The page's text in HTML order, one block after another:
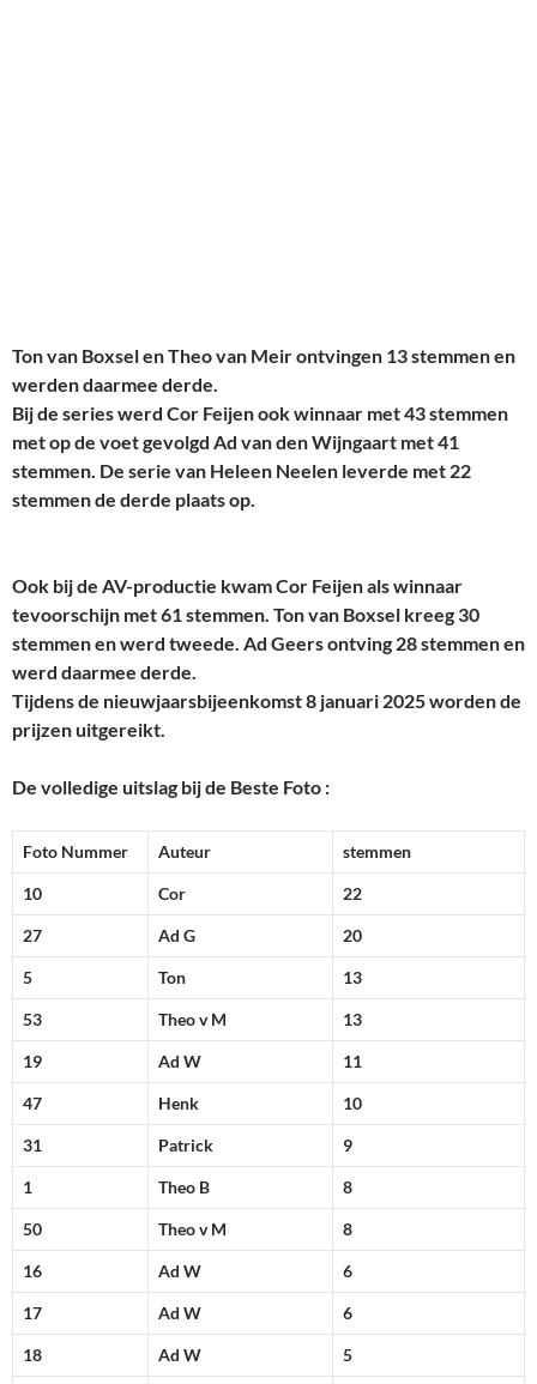
Ton van Boxsel en Theo van Meir ontvingen 13 stemmen en
werden daarmee derde.
Bij de series werd Cor Feijen ook winnaar met 43 stemmen
met op de voet gevolgd Ad van den Wijngaart met 41
stemmen. De serie van Heleen Neelen leverde met 22
stemmen de derde plaats op.
Ook bij de AV-productie kwam Cor Feijen als winnaar
tevoorschijn met 61 stemmen. Ton van Boxsel kreeg 30
stemmen en werd tweede. Ad Geers ontving 28 stemmen en
werd daarmee derde.
Tijdens de nieuwjaarsbijeenkomst 8 januari 2025 worden de
prijzen uitgereikt.
De volledige uitslag bij de Beste Foto :
Foto Nummer Auteur stemmen
10 Cor 22
27 Ad G 20
5 Ton 13
53 Theo v M 13
19 Ad W 11
47 Henk 10
31 Patrick 9
1 Theo B 8
50 Theo v M 8
16 Ad W 6
17 Ad W 6
18 Ad W 5